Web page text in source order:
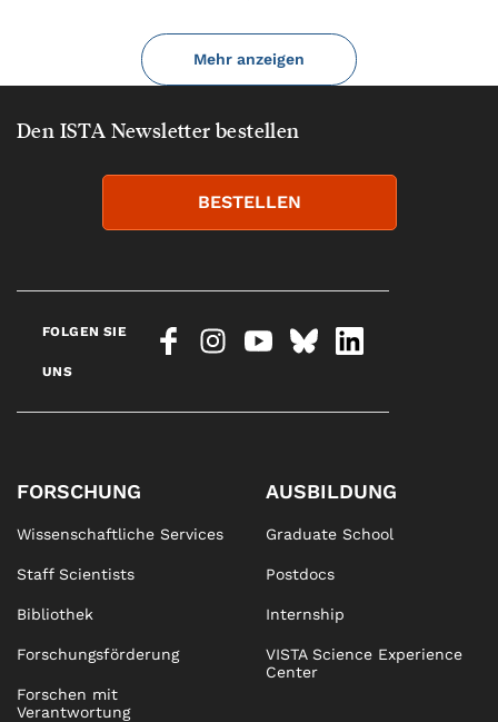
Mehr anzeigen
Den ISTA Newsletter bestellen
BESTELLEN
FOLGEN SIE
UNS
FORSCHUNG
Wissenschaftliche Services
Staff Scientists
Bibliothek
Forschungsförderung
Forschen mit
Verantwortung
AUSBILDUNG
Graduate School
Postdocs
Internship
VISTA Science Experience
Center